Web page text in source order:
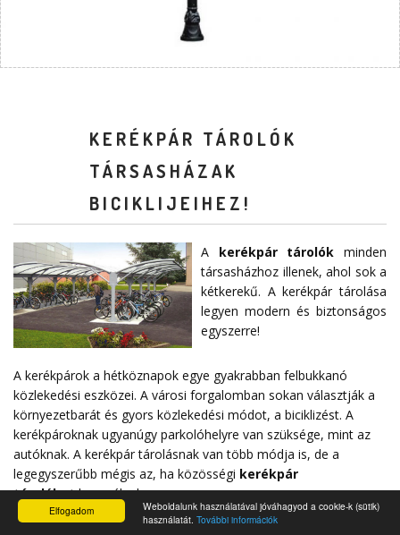
Elfogadom
Weboldalunk használatával jóváhagyod a cookie-k (sütik)
használatát. További információk
KERÉKPÁR TÁROLÓK
TÁRSASHÁZAK
BICIKLIJEIHEZ!
A kerékpár tárolók minden
társasházhoz illenek, ahol sok a
kétkerekű. A kerékpár tárolása
legyen modern és biztonságos
egyszerre!
A kerékpárok a hétköznapok egye gyakrabban felbukkanó
közlekedési eszközei. A városi forgalomban sokan választják a
környezetbarát és gyors közlekedési módot, a biciklizést. A
kerékpároknak ugyanúgy parkolóhelyre van szüksége, mint az
autóknak. A kerékpár tárolásnak van több módja is, de a
legegyszerűbb mégis az, ha közösségi kerékpár
tárolókathasználnak.